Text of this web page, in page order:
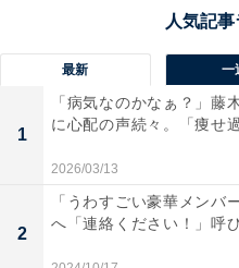
最新 一
1
「病気なのかなぁ？」藤
に心配の声続々。「痩せ
2026/03/13
2
「うわすごい豪華メンバ
へ「連絡ください！」呼